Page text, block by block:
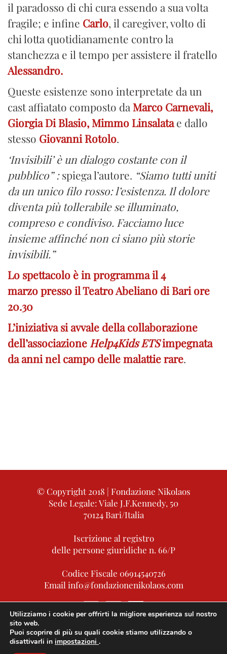
il paradosso di chi cura essendo a sua volta
fragile; e infine Carlo, il caregiver, volto di
chi lotta quotidianamente contro la
stanchezza e il tempo per assistere il fratello
Alessandro.
Queste esistenze sono interpretate da un
cast affiatato composto da Marco Carnevali,
Giorgia Di Blasio, Mimmo Linsalata e dallo
stesso Giovanni Rotolo.
‘Invisibili’ è un dialogo costante con il
pubblico” :spiega l’autore. “Siamo tutti uniti
da un unico filo rosso: l’esistenza. Il dolore
diventa più tollerabile se illuminato,
compreso e condiviso. Facciamo luce
insieme affinché non ci siano più storie
invisibili.”
Lo spettacolo è in programma il 4
marzo presso il Teatro Abeliano di Bari ore
20.30
L’iniziativa si avvale della collaborazione
dell’associazione Help4Kids ETSimpegnata
da anni nel campo delle malattie rare.
© Copyright 2018 | Fondazione Nikolaos
Sede Legale: Viale J.F.Kennedy, 50
70124 Bari/Italia
Iscrizione al registro
delle persone giuridiche n. 66/P
Codice Fiscale 06914540726
Email info@fondazionenikolaos.com
Privacy policy
Strumenti privacy
Utilizziamo i cookie per offrirti la migliore esperienza sul nostro
sito web.
Puoi scoprire di più su quali cookie stiamo utilizzando o
disattivarli in impostazioni .